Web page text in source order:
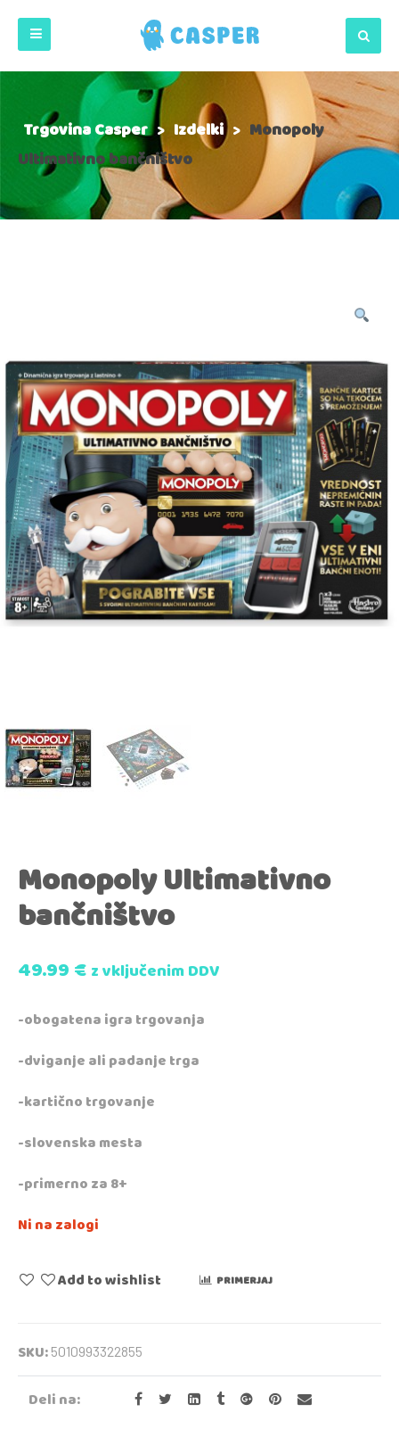
Trgovina Casper> Izdelki > Monopoly
Ultimativno bančništvo
Monopoly Ultimativno
bančništvo
49.99€z vključenim DDV
-obogatena igra trgovanja
-dviganje ali padanje trga
-kartično trgovanje
-slovenska mesta
-primerno za 8+
Ni na zalogi
Add to wishlist PRIMERJAJ
SKU: 5010993322855
Deli na: